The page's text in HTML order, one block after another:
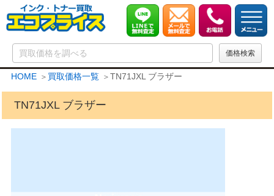
HOME 買取価格一覧 TN71JXL ブラザー
TN71JXL ブラザー